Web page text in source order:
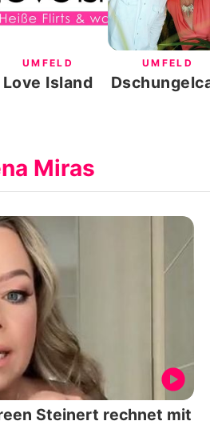
UMFELD
Love Island
UMFELD
Miras
Steinert rechnet mit